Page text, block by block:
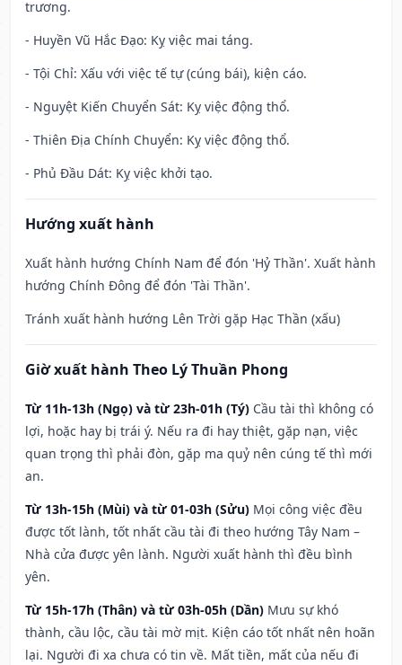
trương.
- Huyền Vũ Hắc Đạo: Kỵ việc mai táng.
- Tội Chỉ: Xấu với việc tế tự (cúng bái), kiện cáo.
- Nguyệt Kiến Chuyển Sát: Kỵ việc động thổ.
- Thiên Địa Chính Chuyển: Kỵ việc động thổ.
- Phủ Đầu Dát: Kỵ việc khởi tạo.
Hướng xuất hành
Xuất hành hướng Chính Nam để đón 'Hỷ Thần'. Xuất hành
hướng Chính Đông để đón 'Tài Thần'.
Tránh xuất hành hướng Lên Trời gặp Hạc Thần (xấu)
Giờ xuất hành Theo Lý Thuần Phong
Từ 11h-13h (Ngọ) và từ 23h-01h (Tý) Cầu tài thì không có
lợi, hoặc hay bị trái ý. Nếu ra đi hay thiệt, gặp nạn, việc
quan trọng thì phải đòn, gặp ma quỷ nên cúng tế thì mới
an.
Từ 13h-15h (Mùi) và từ 01-03h (Sửu) Mọi công việc đều
được tốt lành, tốt nhất cầu tài đi theo hướng Tây Nam –
Nhà cửa được yên lành. Người xuất hành thì đều bình
yên.
Từ 15h-17h (Thân) và từ 03h-05h (Dần) Mưu sự khó
thành, cầu lộc, cầu tài mờ mịt. Kiện cáo tốt nhất nên hoãn
lại. Người đi xa chưa có tin về. Mất tiền, mất của nếu đi